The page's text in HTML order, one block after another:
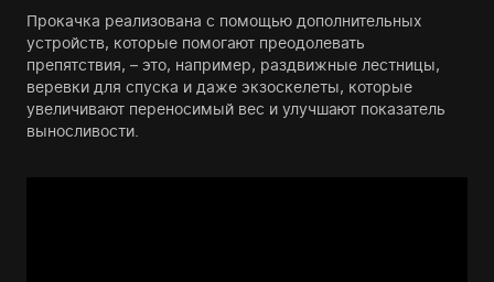
Прокачка реализована с помощью дополнительных
устройств, которые помогают преодолевать
препятствия, – это, например, раздвижные лестницы,
веревки для спуска и даже экзоскелеты, которые
увеличивают переносимый вес и улучшают показатель
выносливости.